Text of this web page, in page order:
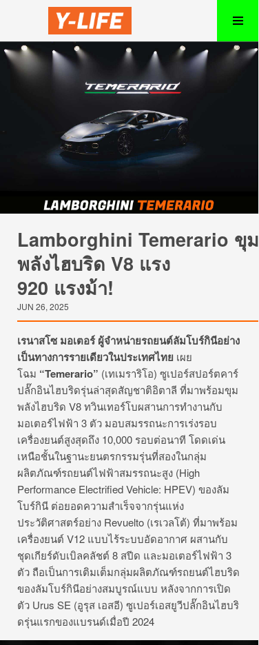
Lamborghini Temerario ขุม
พลังไฮบริด V8 แรง
920 แรงม้า!
JUN 26, 2025
เรนาสโซ มอเตอร์ ผู้จำหน่ายรถยนต์ลัมโบร์กินีอย่าง
เป็นทางการรายเดียวในประเทศไทย เผย
โฉม “Temerario” (เทเมราริโอ) ซูเปอร์สปอร์ตคาร์
ปลั๊กอินไฮบริดรุ่นล่าสุดสัญชาติอิตาลี ที่มาพร้อมขุม
พลังไฮบริด V8 ทวินเทอร์โบผสานการทำงานกับ
มอเตอร์ไฟฟ้า 3 ตัว มอบสมรรถนะการเร่งรอบ
เครื่องยนต์สูงสุดถึง 10,000 รอบต่อนาที โดดเด่น
เหนือชั้นในฐานะยนตรกรรมรุ่นที่สองในกลุ่ม
ผลิตภัณฑ์รถยนต์ไฟฟ้าสมรรถนะสูง (High
Performance Electrified Vehicle: HPEV) ของลัม
โบร์กินี ต่อยอดความสำเร็จจากรุ่นแห่ง
ประวัติศาสตร์อย่าง Revuelto (เรเวลโต้) ที่มาพร้อม
เครื่องยนต์ V12 แบบไร้ระบบอัดอากาศ ผสานกับ
ชุดเกียร์ดับเบิลคลัชต์ 8 สปีด และมอเตอร์ไฟฟ้า 3
ตัว ถือเป็นการเติมเต็มกลุ่มผลิตภัณฑ์รถยนต์ไฮบริด
ของลัมโบร์กินีอย่างสมบูรณ์แบบ หลังจากการเปิด
ตัว Urus SE (อูรุส เอสอี) ซูเปอร์เอสยูวีปลั๊กอินไฮบริ
ดรุ่นแรกของแบรนด์เมื่อปี 2024